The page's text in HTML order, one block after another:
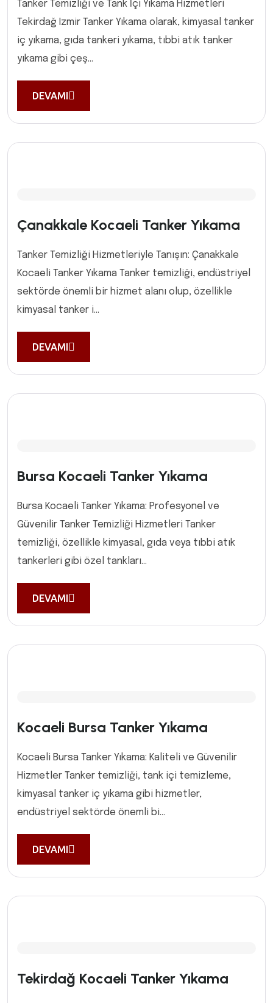
Tanker Temizliği ve Tank İçi Yıkama Hizmetleri
Tekirdağ Izmir Tanker Yıkama olarak, kimyasal tanker
iç yıkama, gıda tankeri yıkama, tıbbi atık tanker
yıkama gibi çeş...
DEVAMI
Çanakkale Kocaeli Tanker Yıkama
Tanker Temizliği Hizmetleriyle Tanışın: Çanakkale
Kocaeli Tanker Yıkama Tanker temizliği, endüstriyel
sektörde önemli bir hizmet alanı olup, özellikle
kimyasal tanker i...
DEVAMI
Bursa Kocaeli Tanker Yıkama
Bursa Kocaeli Tanker Yıkama: Profesyonel ve
Güvenilir Tanker Temizliği Hizmetleri Tanker
temizliği, özellikle kimyasal, gıda veya tıbbi atık
tankerleri gibi özel tankları...
DEVAMI
Kocaeli Bursa Tanker Yıkama
Kocaeli Bursa Tanker Yıkama: Kaliteli ve Güvenilir
Hizmetler Tanker temizliği, tank içi temizleme,
kimyasal tanker iç yıkama gibi hizmetler,
endüstriyel sektörde önemli bi...
DEVAMI
Tekirdağ Kocaeli Tanker Yıkama